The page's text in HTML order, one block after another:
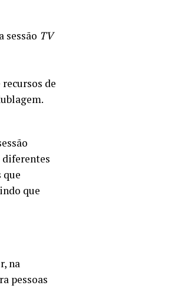
sessão TV
de
diferentes
que
que
na
pessoas